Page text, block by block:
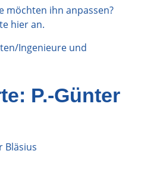
möchten ihn anpassen?
hieran.
Ingenieure und
P.-Günter
Bläsius